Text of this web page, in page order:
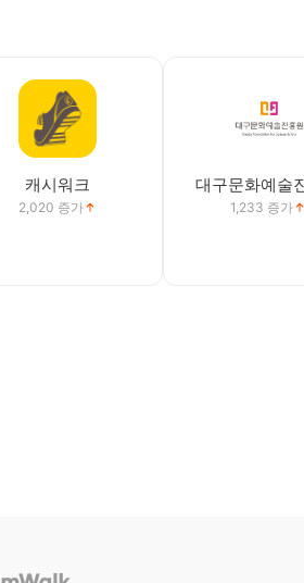
캐시워크
2,020 증가
대구문화예술
1,233 증가